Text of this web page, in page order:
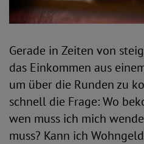
Gerade in Zeiten von
das Einkommen aus
um über die Runden zu
schnell die Frage: Wo
wen muss ich mich
muss? Kann ich